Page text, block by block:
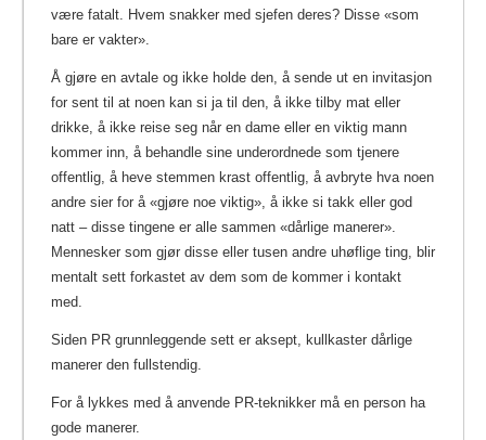
være fatalt. Hvem snakker med sjefen deres? Disse «som
bare er vakter».
Å gjøre en avtale og ikke holde den, å sende ut en invitasjon
for sent til at noen kan si ja til den, å ikke tilby mat eller
drikke, å ikke reise seg når en dame eller en viktig mann
kommer inn, å behandle sine underordnede som tjenere
offentlig, å heve stemmen krast offentlig, å avbryte hva noen
andre sier for å «gjøre noe viktig», å ikke si takk eller god
natt – disse tingene er alle sammen «dårlige manerer».
Mennesker som gjør disse eller tusen andre uhøflige ting, blir
mentalt sett forkastet av dem som de kommer i kontakt
med.
Siden PR grunnleggende sett er aksept, kullkaster dårlige
manerer den fullstendig.
For å lykkes med å anvende PR-teknikker må en person ha
gode manerer.